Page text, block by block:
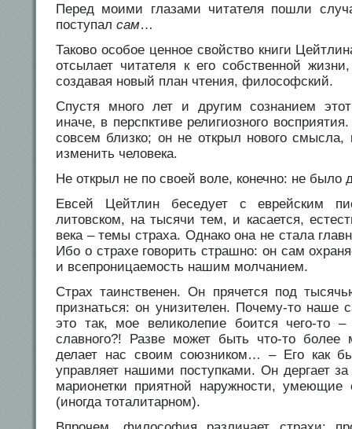
Перед моими глазами читателя пошли
поступал сам…
Таково особое ценное свойство книги
отсылает читателя к его собственной
создавая новый план чтения, философский.
Спустя много лет и другим сознанием
иначе, в перспктиве религиозного
совсем близко; он не открыл нового смысла,
изменить человека.
Не открыл не по своей воле, конечно: не было
Евсей Цейтлин беседует с еврейским
литовском, на тысячи тем, и касается,
века – темы страха. Однако она не стала
Ибо о страхе говорить страшно: он сам
и всепроницаемость нашим молчанием.
Страх таинственен. Он прячется под
признаться: он унизителен. Почему-то наше
это так, мое великолепие боится чего-то
славного?! Разве может быть что-то
делает нас своим союзником… – Его как
управляет нашими поступками. Он дергает
марионетки приятной наружности,
(иногда тоталитарном).